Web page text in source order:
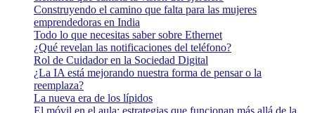
Construyendo el camino que falta para las mujeres
emprendedoras en India
Todo lo que necesitas saber sobre Ethernet
¿Qué revelan las notificaciones del teléfono?
Rol de Cuidador en la Sociedad Digital
¿La IA está mejorando nuestra forma de pensar o la
reemplaza?
La nueva era de los lípidos
El móvil en el aula: estrategias que funcionan más allá de la